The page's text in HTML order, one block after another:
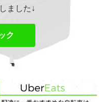
ました↓
ク